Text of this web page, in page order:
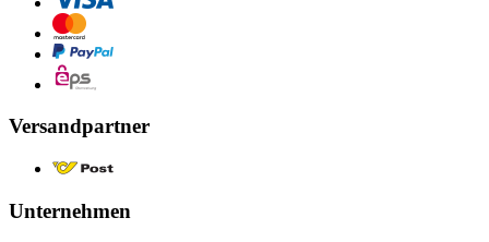
Versandpartner
Unternehmen